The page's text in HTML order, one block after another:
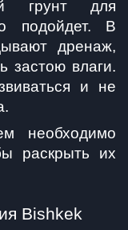
грунт для
подойдет. В
дренаж,
застою влаги.
и не
необходимо
раскрыть их
Bishkek